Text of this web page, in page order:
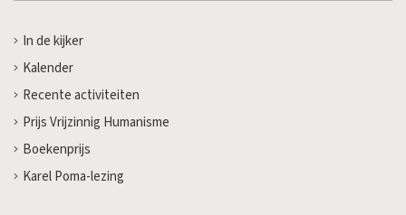
In de kijker
Kalender
Recente activiteiten
Prijs Vrijzinnig Humanisme
Boekenprijs
Karel Poma-lezing